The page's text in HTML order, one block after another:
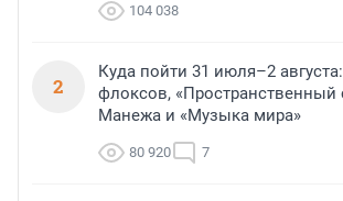
104 038
2
Куда пойти 31 июля–2
флоксов, «Пространственный
Манежа и «Музыка мира»
80 920 7